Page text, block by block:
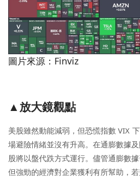
圖片來源：Finviz
▲放大鏡觀點
美股雖然動能減弱，但恐慌指數 VIX
場避險情緒並沒有升高。在通膨數據
股將以盤代跌方式運行。儘管通膨數
但強勁的經濟對企業獲利有所幫助，